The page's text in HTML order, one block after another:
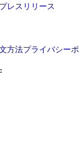
プレスリリース
方法プライバシー